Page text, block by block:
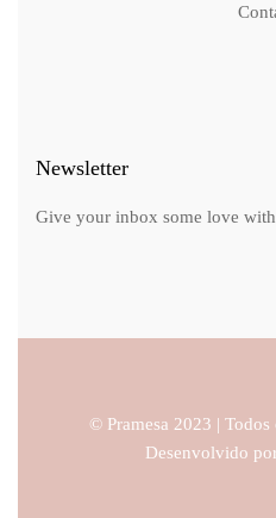
Newsletter
Give your inbox some love
© Pramesa 2023 |
Desenvolvido